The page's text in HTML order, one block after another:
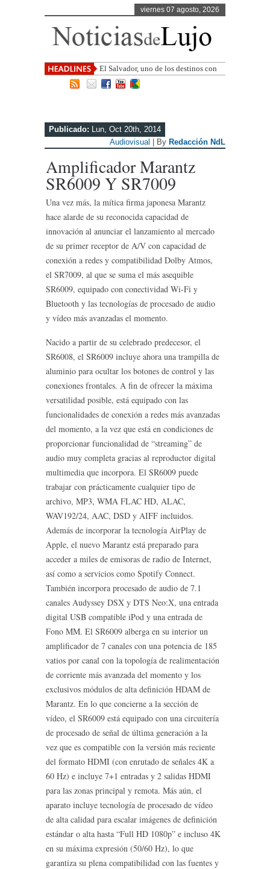
viernes 07 agosto, 2026
El Salvador, uno de los destinos con
mayor proyección de Centroamérica
Publicado: Lun, Oct 20th, 2014
Audiovisual
| By Redacción NdL
Amplificador Marantz
SR6009 Y SR7009
Una vez más, la mítica firma japonesa Marantz
hace alarde de su reconocida capacidad de
innovación al anunciar el lanzamiento al mercado
de su primer receptor de A/V con capacidad de
conexión a redes y compatibilidad Dolby Atmos,
el SR7009, al que se suma el más asequible
SR6009, equipado con conectividad Wi-Fi y
Bluetooth y las tecnologías de procesado de audio
y vídeo más avanzadas el momento.
Nacido a partir de su celebrado predecesor, el
SR6008, el SR6009 incluye ahora una trampilla de
aluminio para ocultar los botones de control y las
conexiones frontales. A fin de ofrecer la máxima
versatilidad posible, está equipado con las
funcionalidades de conexión a redes más avanzadas
del momento, a la vez que está en condiciones de
proporcionar funcionalidad de “streaming” de
audio muy completa gracias al reproductor digital
multimedia que incorpora. El SR6009 puede
trabajar con prácticamente cualquier tipo de
archivo, MP3, WMA FLAC HD, ALAC,
WAV192/24, AAC, DSD y AIFF incluidos.
Además de incorporar la tecnología AirPlay de
Apple, el nuevo Marantz está preparado para
acceder a miles de emisoras de radio de Internet,
así como a servicios como Spotify Connect.
También incorpora procesado de audio de 7.1
canales Audyssey DSX y DTS Neo:X, una entrada
digital USB compatible iPod y una entrada de
Fono MM. El SR6009 alberga en su interior un
amplificador de 7 canales con una potencia de 185
vatios por canal con la topología de realimentación
de corriente más avanzada del momento y los
exclusivos módulos de alta definición HDAM de
Marantz. En lo que concierne a la sección de
vídeo, el SR6009 está equipado con una circuitería
de procesado de señal de última generación a la
vez que es compatible con la versión más reciente
del formato HDMI (con enrutado de señales 4K a
60 Hz) e incluye 7+1 entradas y 2 salidas HDMI
para las zonas principal y remota. Más aún, el
aparato incluye tecnología de procesado de vídeo
de alta calidad para escalar imágenes de definición
estándar o alta hasta “Full HD 1080p” e incluso 4K
en su máxima expresión (50/60 Hz), lo que
garantiza su plena compatibilidad con las fuentes y